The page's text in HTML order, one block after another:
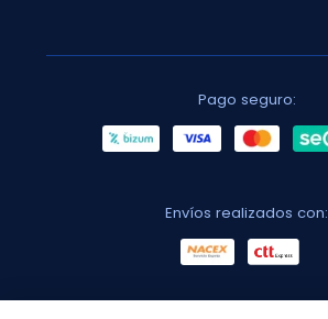
Pago seguro:
Envíos realizados con: